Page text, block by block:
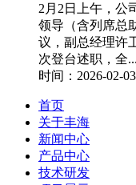
2月2日上午，公
领导（含列席总
议，副总经理许
次登台述职，全...
时间：2026-02-
首页
关于丰海
新闻中心
产品中心
技术研发